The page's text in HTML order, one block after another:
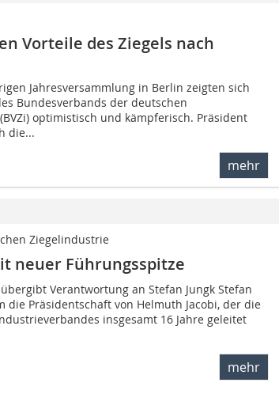
Vorteile des Ziegels nach
Jahresversammlung in Berlin zeigten sich
Bundesverbands der deutschen
optimistisch und kämpferisch. Präsident
die...
mehr
Ziegelindustrie
neuer Führungsspitze
Verantwortung an Stefan Jungk Stefan
die Präsidentschaft von Helmuth Jacobi, der die
insgesamt 16 Jahre geleitet
mehr